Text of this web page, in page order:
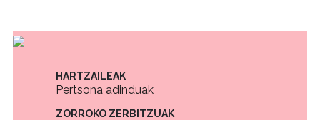
HARTZAILEAK
Pertsona adinduak
ZORROKO ZERBITZUAK